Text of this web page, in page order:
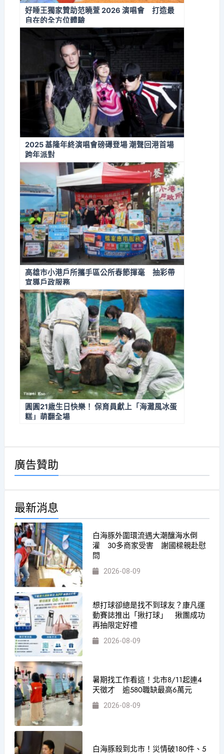
好睡王獨家贊助范曉萱 2026 演唱會 打造最
自在的全方位體驗
2025 基隆年終演唱會磅礡登場 潮聲回港首場
跨年派對
高雄市小港戶所攜手區公所春節揮毫 抽彩帶
宣導戶政服務
圓圓21歲生日快樂！ 保育員獻上「海灘風冰蛋
糕」萌翻全場
廣告贊助
最新消息
白海豚外圍環流遇大潮釀海水倒
灌 30多商家受害 謝國樑親赴慰
問
2026-08-09
想打球卻總是找不到球友？康凡運
動賽誌推出「揪打球」 揪團成功
再抽限定好禮
2026-08-09
暑期找工作看這！北市8/11起連4
天徵才 逾580職缺最高6萬元
2026-08-09
白海豚殺到北市！災情破180件、5